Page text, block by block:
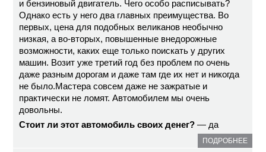
и бензиновый двигатель. Чего особо расписывать?
Однако есть у него два главных преимущества. Во
первых, цена для подобных великанов необычно
низкая, а во-вторых, повышенные внедорожные
возможности, каких еще только поискать у других
машин. Возит уже третий год без проблем по очень
даже разным дорогам и даже там где их нет и никогда
не было.Мастера совсем даже не зажратые и
практически не ломят. Автомобилем мы очень
довольны.
Стоит ли этот автомобиль своих денег? — да
ПОДРОБНЕЕ